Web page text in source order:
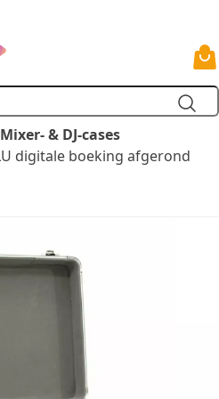
Mixer- & DJ-cases
digitale boeking afgerond